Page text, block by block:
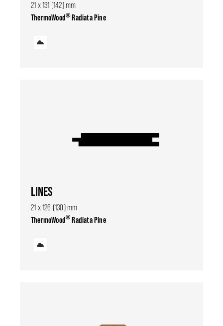
21 x 131 (142) mm
ThermoWood®Radiata Pine
LINES
21 x 126 (130) mm
ThermoWood®Radiata Pine